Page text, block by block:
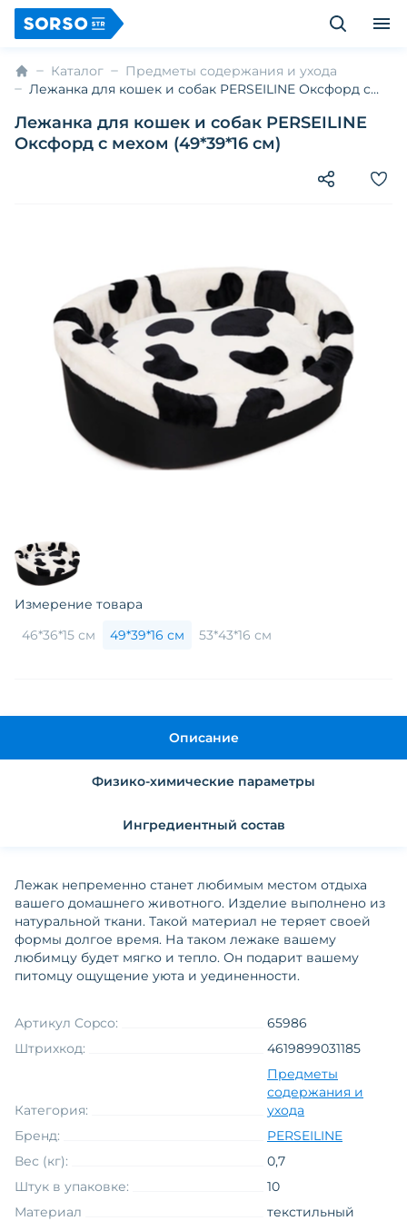
Каталог
Предметы содержания и ухода
Лежанка для кошек и собак PERSEILINE Оксфорд с
Лежанка для кошек и собак PERSEILINE
Оксфорд с мехом (49*39*16 см)
Измерение товара
46*36*15 см
49*39*16 см 53*43*16 см
Описание
Физико-химические параметры
Ингредиентный состав
Лежак непременно станет любимым местом отдыха
вашего домашнего животного. Изделие выполнено из
натуральной ткани. Такой материал не теряет своей
формы долгое время. На таком лежаке вашему
любимцу будет мягко и тепло. Он подарит вашему
питомцу ощущение уюта и уединенности.
Артикул Copco:
65986
Штрихкод:
4619899031185
Категория:
Предметы
содержания и
ухода
Бренд:
PERSEILINE
Вес (кг):
0,7
Штук в упаковке:
10
Материал
текстильный